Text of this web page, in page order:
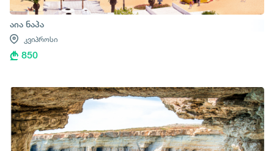
აია ნაპა
კვიპროსი
850